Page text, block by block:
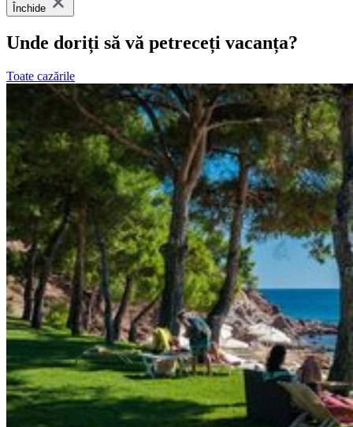
Închide
Unde doriți să vă petreceți vacanța?
Toate cazările